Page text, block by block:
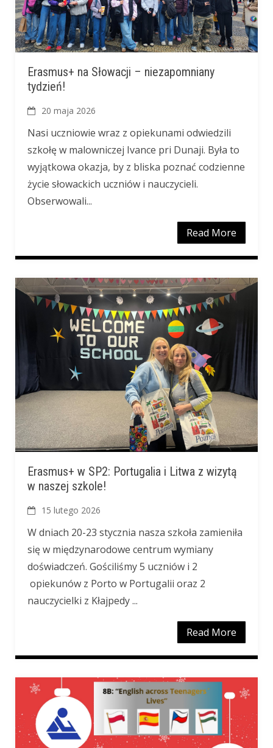
Erasmus+ na Słowacji – niezapomniany
tydzień!
20 maja 2026
Nasi uczniowie wraz z opiekunami odwiedzili
szkołę w malowniczej Ivance pri Dunaji. Była to
wyjątkowa okazja, by z bliska poznać codzienne
życie słowackich uczniów i nauczycieli.
Obserwowali...
Read More
Erasmus+ w SP2: Portugalia i Litwa z wizytą
w naszej szkole!
15 lutego 2026
W dniach 20-23 stycznia nasza szkoła zamieniła
się w międzynarodowe centrum wymiany
doświadczeń. Gościliśmy 5 uczniów i 2​
opiekunów z Porto w Portugalii oraz 2
nauczycielki z Kłajpedy ...
Read More